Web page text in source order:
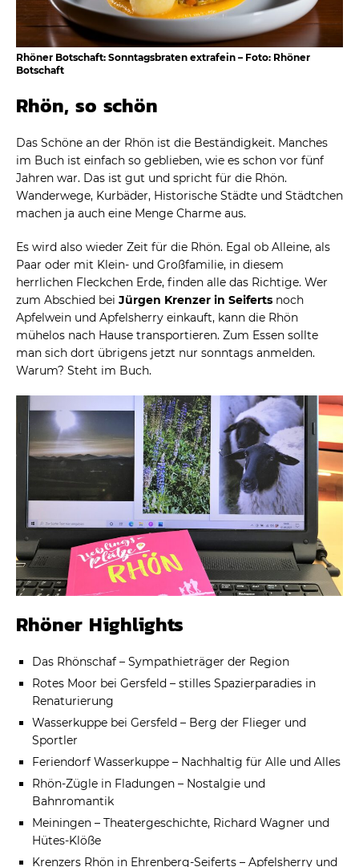
Rhöner Botschaft: Sonntagsbraten extrafein – Foto: Rhöner
Botschaft
Rhön, so schön
Das Schöne an der Rhön ist die Beständigkeit. Manches
im Buch ist einfach so geblieben, wie es schon vor fünf
Jahren war. Das ist gut und spricht für die Rhön.
Wanderwege, Kurbäder, Historische Städte und Städtchen
machen ja auch eine Menge Charme aus.
Es wird also wieder Zeit für die Rhön. Egal ob Alleine, als
Paar oder mit Klein- und Großfamilie, in diesem
herrlichen Fleckchen Erde, finden alle das Richtige. Wer
zum Abschied bei Jürgen Krenzer in Seiferts noch
Apfelwein und Apfelsherry einkauft, kann die Rhön
mühelos nach Hause transportieren. Zum Essen sollte
man sich dort übrigens jetzt nur sonntags anmelden.
Warum? Steht im Buch.
Rhöner Highlights
Das Rhönschaf – Sympathieträger der Region
Rotes Moor bei Gersfeld – stilles Spazierparadies in
Renaturierung
Wasserkuppe bei Gersfeld – Berg der Flieger und
Sportler
Feriendorf Wasserkuppe – Nachhaltig für Alle und Alles
Rhön-Zügle in Fladungen – Nostalgie und
Bahnromantik
Meiningen – Theatergeschichte, Richard Wagner und
Hütes-Klöße
Krenzers Rhön in Ehrenberg-Seiferts – Apfelsherry und